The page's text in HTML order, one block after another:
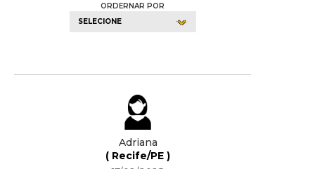
ORDERNAR POR
SELECIONE
Adriana
( Recife/PE )